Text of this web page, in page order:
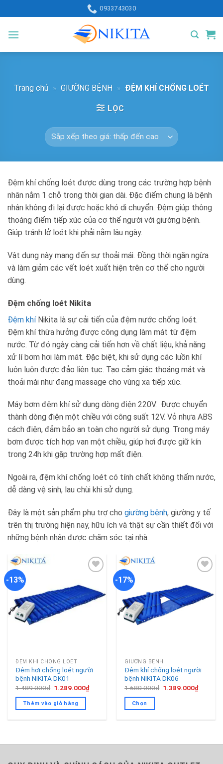
to
content
0933743030
Trang chủ » GIƯỜNG BỆNH » ĐỆM KHÍ CHỐNG LOÉT
LỌC
Đệm khí chống loét được dùng trong các trường hợp bệnh
nhân nằm 1 chỗ trong thời gian dài. Đặc điểm chung là bệnh
nhân không đi lại được hoặc khó di chuyển. Đệm giúp thông
thoáng điểm tiếp xúc của cơ thể người với giường bệnh.
Giúp tránh lở loét khi phải nằm lâu ngày.
Vật dụng này mang đến sự thoải mái. Đồng thời ngăn ngừa
và làm giảm các vết loét xuất hiện trên cơ thể cho người
dùng.
Đệm chống loét Nikita
Đệm khíNikita là sự cải tiến của đệm nước chống loét.
Đệm khí thừa hưởng được công dụng làm mát từ đệm
nước. Từ đó ngày càng cải tiến hơn về chất liệu, khả năng
xử lí bơm hơi làm mát. Đặc biệt, khi sử dụng các luồn khí
luôn luôn được đảo liên tục. Tạo cảm giác thoáng mát và
thoải mái như đang massage cho vùng xa tiếp xúc.
Máy bơm đệm khí sử dụng dòng điện 220V. Được chuyển
thành dòng điện một chiều với công suất 12V. Vỏ nhựa ABS
cách điện, đảm bảo an toàn cho người sử dụng. Trong máy
bơm được tích hợp van một chiều, giúp hơi được giữ kín
trong 24h khi gặp trường hợp mất điện.
Ngoài ra, đệm khí chống loét có tính chất không thấm nước,
dễ dàng vệ sinh, lau chùi khi sử dụng.
Đây là một sản phẩm phụ trợ cho giường bệnh, giường y tế
trên thị trường hiện nay, hữu ích và thật sự cần thiết đối với
những bệnh nhân được chăm sóc tại nhà.
-13%
Add to
wishlist
ĐỆM KHÍ CHỐNG LOÉT
Đệm hơi chống loét người
bệnh NIKITA DK01
1.489.000₫ Giá
là:
1.489.000₫.
1.289.000₫Giá
Thêm vào giỏ hàng
-17%
Add to
wishlist
GIƯỜNG BỆNH
Đệm khí chống loét người
bệnh NIKITA DK06
1.680.000₫ Giá
1.389.000₫Giá
Chọn
có